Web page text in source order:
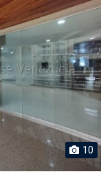
10